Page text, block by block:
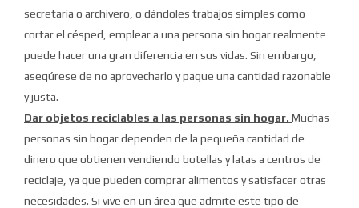
secretaria o archivero, o dándoles trabajos simples como
cortar el césped, emplear a una persona sin hogar realmente
puede hacer una gran diferencia en sus vidas. Sin embargo,
asegúrese de no aprovecharlo y pague una cantidad razonable
y justa.
Dar objetos reciclables a las personas sin hogar. Muchas
personas sin hogar dependen de la pequeña cantidad de
dinero que obtienen vendiendo botellas y latas a centros de
reciclaje, ya que pueden comprar alimentos y satisfacer otras
necesidades. Si vive en un área que admite este tipo de